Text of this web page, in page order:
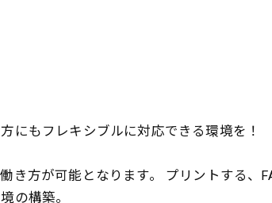
にもフレキシブルに対応できる環境を！
方が可能となります。 プリントする、
の構築。